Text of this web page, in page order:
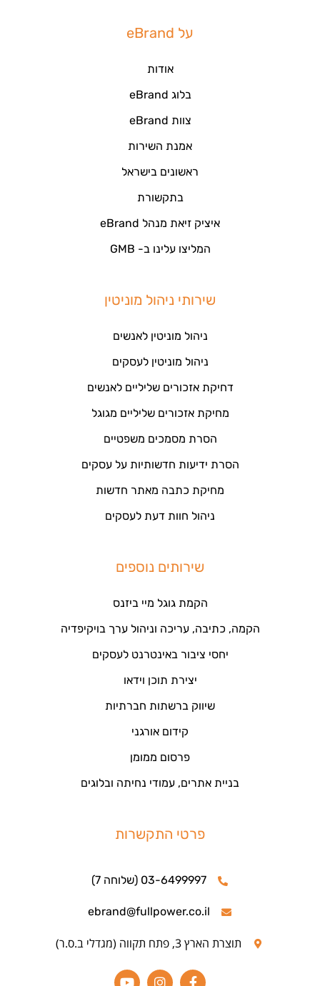
על eBrand
אודות
בלוג eBrand
צוות eBrand
אמנת השירות
ראשונים בישראל
בתקשורת
איציק זיאת מנהל eBrand
המליצו עלינו ב- GMB
שירותי ניהול מוניטין
ניהול מוניטין לאנשים
ניהול מוניטין לעסקים
דחיקת אזכורים שליליים לאנשים
מחיקת אזכורים שליליים מגוגל
הסרת מסמכים משפטיים
הסרת ידיעות חדשותיות על עסקים
מחיקת כתבה מאתר חדשות
ניהול חוות דעת לעסקים
שירותים נוספים
הקמת גוגל מיי ביזנס
הקמה, כתיבה, עריכה וניהול ערך בויקיפדיה
יחסי ציבור באינטרנט לעסקים
יצירת תוכן וידאו
שיווק ברשתות חברתיות
קידום אורגני
פרסום ממומן
בניית אתרים, עמודי נחיתה ובלוגים
פרטי התקשרות
03-6499997 (שלוחה 7)
ebrand@fullpower.co.il
תוצרת הארץ 3, פתח תקווה (מגדלי ב.ס.ר)